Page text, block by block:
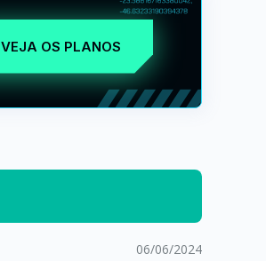
VEJA OS PLANOS
06/06/2024